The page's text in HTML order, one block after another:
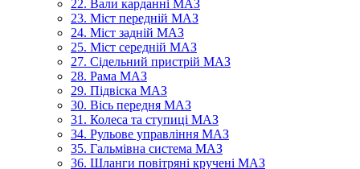
22. Вали карданні МАЗ
23. Міст передній МАЗ
24. Міст задній МАЗ
25. Міст середній МАЗ
27. Сідельний пристрій МАЗ
28. Рама МАЗ
29. Підвіска МАЗ
30. Вісь передня МАЗ
31. Колеса та ступиці МАЗ
34. Рульове управління МАЗ
35. Гальмівна система МАЗ
36. Шланги повітряні кручені МАЗ